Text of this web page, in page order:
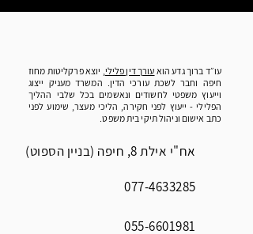
עו״ד ברוך גדע הוא עורך דין פלילי, יוצא פרקליטות מחוז
חיפה וחבר לשכת עורכי הדין. המשרד מעניק ייצוג
וייעוץ משפטי לחשודים ונאשמים בכל שלבי ההליך
הפלילי - ייעוץ לפני חקירה, הליכי מעצר, שימוע לפני
כתב אישום וניהול תיקי בית משפט.
אח"י אילת 8, חיפה (בניין הספוט)
077-4633285
055-6601981